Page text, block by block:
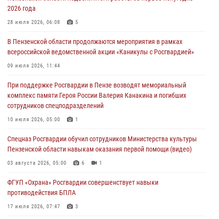
В Пензе при силовой поддержке Росгвардии пресечена
деятельность ОПГ, маскировавшейся под реабилитационный центр
4
В Управлении Росгвардии по Пензенской области подвели итоги
04 августа 2026, 06:08
Росгвардия обеспечила безопасность праздничных мероприятий в
День ВДВ в Пензе
2026 года
28 июля 2026, 06:08 5
В Пензенской области продолжаются мероприятия в рамках
всероссийской ведомственной акции «Каникулы с Росгвардией»
09 июля 2026, 11:44
При поддержке Росгвардии в Пензе возводят мемориальный
комплекс памяти Героя России Валерия Канакина и погибших
сотрудников спецподразделений
10 июля 2026, 05:00 1
Спецназ Росгвардии обучил сотрудников Министерства культуры
Пензенской области навыкам оказания первой помощи (видео)
03 августа 2026, 05:00 6 1
ФГУП «Охрана» Росгвардии совершенствует навыки
противодействия БПЛА
17 июля 2026, 07:47 3